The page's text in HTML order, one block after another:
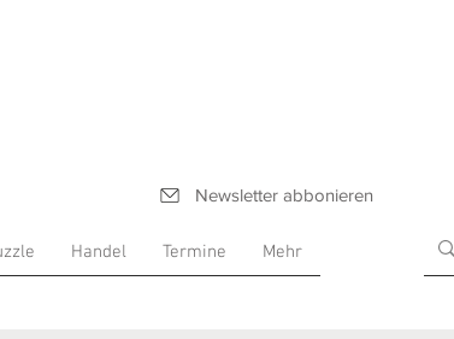
Newsletter abbonieren
Handel Termine Mehr